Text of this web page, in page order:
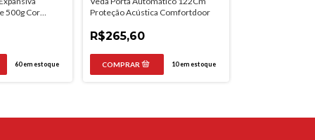
500g Cor
60em estoque
Proteção Acústica Comfortdoor
R$265,60
10em estoque